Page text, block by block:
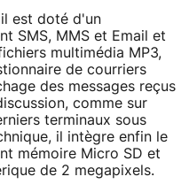
est doté d'un
SMS, MMS et Email et
multimédia MP3,
de courriers
des messages reçus
comme sur
terminaux sous
il intègre enfin le
mémoire Micro SD et
de 2 megapixels.